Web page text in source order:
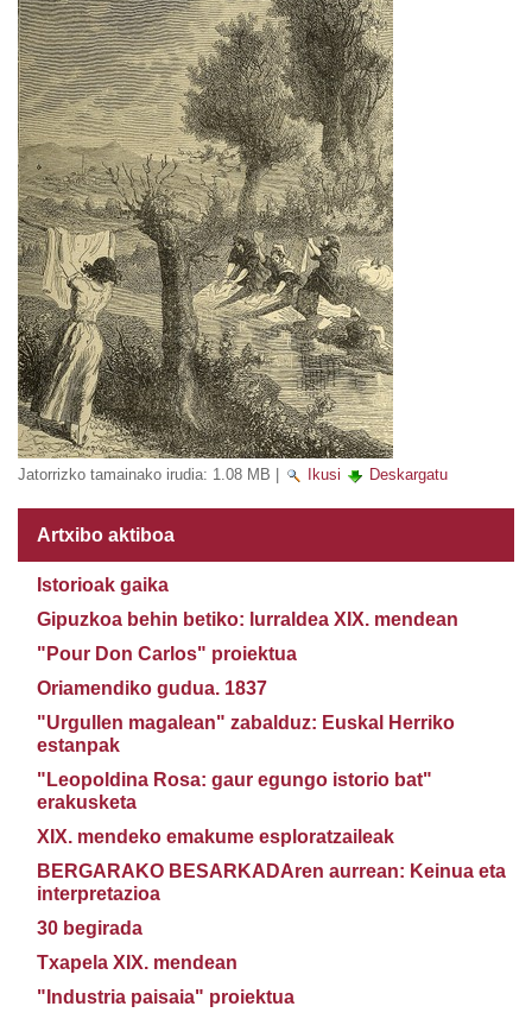
Jatorrizko tamainako irudia: 1.08 MB Ikusi Deskargatu
Artxibo aktiboa
Istorioak gaika
Gipuzkoa behin betiko: lurraldea XIX. mendean
"Pour Don Carlos" proiektua
Oriamendiko gudua. 1837
"Urgullen magalean" zabalduz: Euskal Herriko
estanpak
"Leopoldina Rosa: gaur egungo istorio bat"
erakusketa
XIX. mendeko emakume esploratzaileak
BERGARAKO BESARKADAren aurrean: Keinua eta
interpretazioa
30 begirada
Txapela XIX. mendean
"Industria paisaia" proiektua